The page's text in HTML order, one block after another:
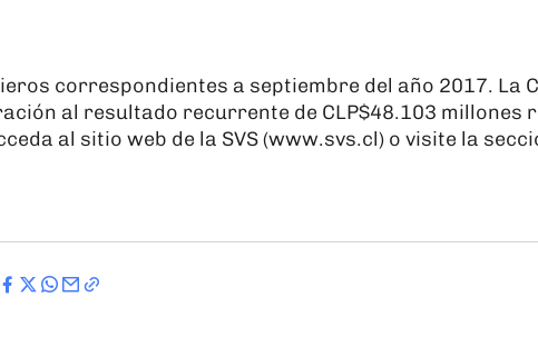
correspondientes a septiembre del año 2017. La
al resultado recurrente de CLP$48.103
al sitio web de la SVS (www.svs.cl) o visite la